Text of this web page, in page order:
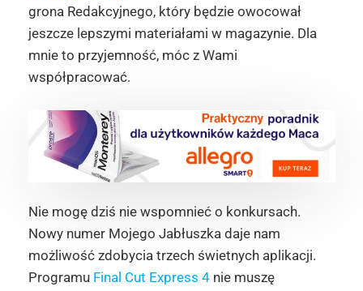
grona Redakcyjnego, który będzie owocował
jeszcze lepszymi materiałami w magazynie. Dla
mnie to przyjemność, móc z Wami
współpracować.
Nie mogę dziś nie wspomnieć o konkursach.
Nowy numer Mojego Jabłuszka daje nam
możliwość zdobycia trzech świetnych aplikacji.
Programu Final Cut Express 4nie muszę